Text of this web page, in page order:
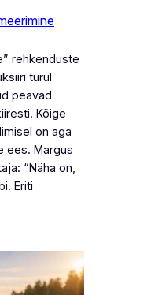
rehkenduste
turul
peavad
Kõige
on aga
ees. Margus
“Näha on,
Eriti